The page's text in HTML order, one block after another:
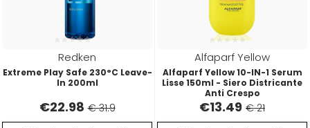
Redken
Extreme Play Safe 230°C Leave-
In 200ml
€22.98 € 31.9
Alfaparf Yellow
Alfaparf Yellow 10-IN-1 Serum
Lisse 150ml - Siero Districante
Anti Crespo
€13.49 € 21